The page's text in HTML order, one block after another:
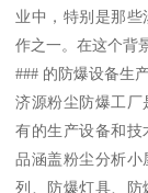
业中，特别是那
作之一。在这个背
### 的防爆设备生
济源粉尘防爆工厂
有的生产设备和
品涵盖粉尘分析小
列、防爆灯具、